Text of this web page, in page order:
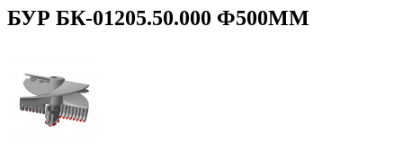
БУР БК-01205.50.000 Ф500ММ